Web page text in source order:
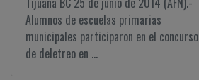
Alumnos de escuelas primarias
municipales participaron en el concurso
de deletreo en ...